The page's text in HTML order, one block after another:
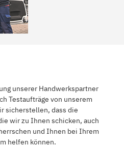
unserer Handwerkspartner
Testaufträge von unserem
sicherstellen, dass die
wir zu Ihnen schicken, auch
und Ihnen bei Ihrem
helfen können.